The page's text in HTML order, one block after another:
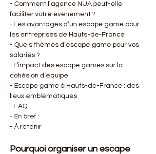
- Comment l'agence NUA peut-elle
faciliter votre événement ?
- Les avantages d’un escape game pour
les entreprises de Hauts-de-France
- Quels thèmes d'escape game pour vos
salariés ?
- L’impact des escape games sur la
cohésion d’équipe
- Escape game à Hauts-de-France : des
lieux emblématiques
- FAQ
- En bref :
- À retenir
Pourquoi organiser un escape